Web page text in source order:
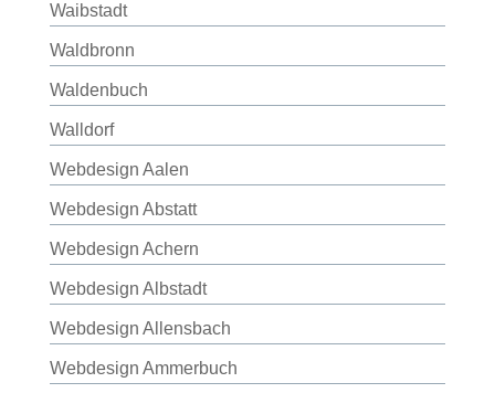
Waibstadt
Waldbronn
Waldenbuch
Walldorf
Webdesign Aalen
Webdesign Abstatt
Webdesign Achern
Webdesign Albstadt
Webdesign Allensbach
Webdesign Ammerbuch